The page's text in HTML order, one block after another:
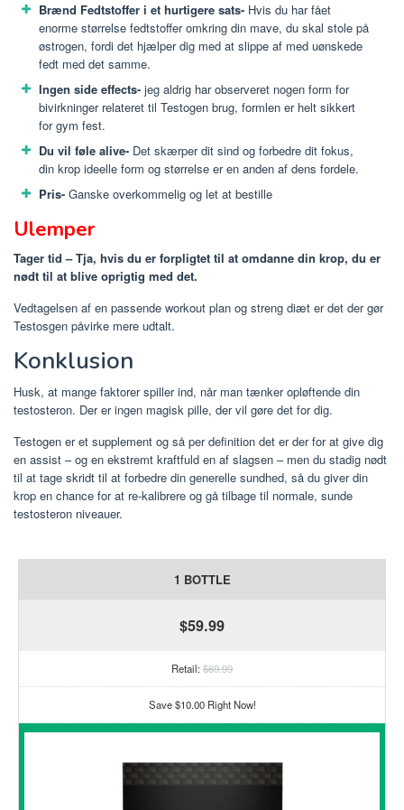
Brænd Fedtstoffer i et hurtigere sats- Hvis du har fået
enorme størrelse fedtstoffer omkring din mave, du skal stole på
østrogen, fordi det hjælper dig med at slippe af med uønskede
fedt med det samme.
Ingen side effects- jeg aldrig har observeret nogen form for
bivirkninger relateret til Testogen brug, formlen er helt sikkert
for gym fest.
Du vil føle alive- Det skærper dit sind og forbedre dit fokus,
din krop ideelle form og størrelse er en anden af dens fordele.
Pris- Ganske overkommelig og let at bestille
Ulemper
Tager tid – Tja, hvis du er forpligtet til at omdanne din krop, du er
nødt til at blive oprigtig med det.
Vedtagelsen af ​​en passende workout plan og streng diæt er det der gør
Testosgen påvirke mere udtalt.
Konklusion
Husk, at mange faktorer spiller ind, når man tænker opløftende din
testosteron. Der er ingen magisk pille, der vil gøre det for dig.
Testogen er et supplement og så per definition det er der for at give dig
en assist – og en ekstremt kraftfuld en af ​​slagsen – men du stadig nødt
til at tage skridt til at forbedre din generelle sundhed, så du giver din
krop en chance for at re-kalibrere og gå tilbage til normale, sunde
testosteron niveauer.
1 BOTTLE
$59.99
Retail:$69.99
Save $10.00 Right Now!